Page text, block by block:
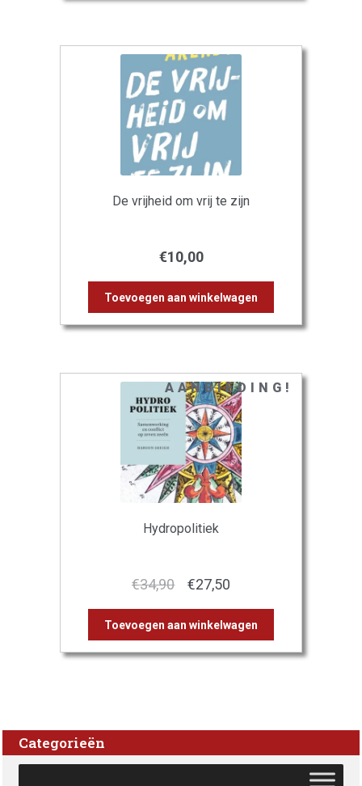
De vrijheid om vrij te zijn
€10,00
Toevoegen aan winkelwagen
Hydropolitiek
AANBIEDING!
€34,90
Oorspronkelijke
prijs
was:
€34,90.
€27,50Huidige
prijs
is:
€27,50.
Toevoegen aan winkelwagen
Categorieën